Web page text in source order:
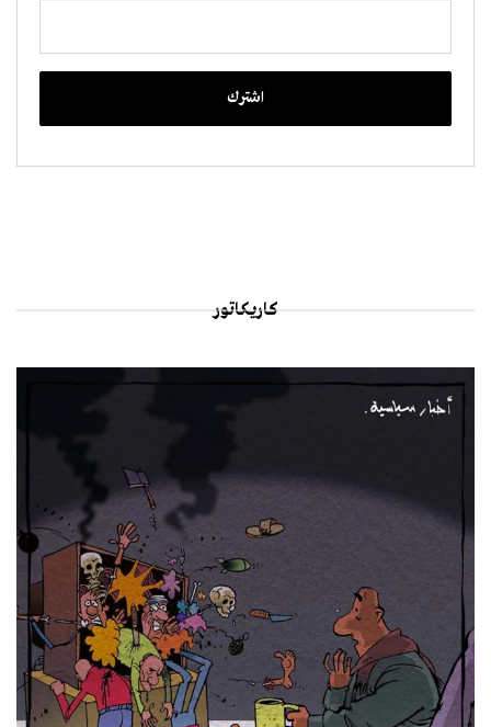
كاريكاتور